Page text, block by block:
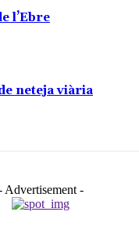
l’Ebre
neteja viària
Advertisement -